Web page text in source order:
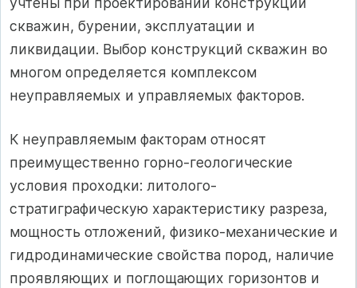
скважин, бурении, эксплуатации и
ликвидации. Выбор конструкций скважин во
многом определяется комплексом
неуправляемых и управляемых факторов.
К неуправляемым факторам относят
преимущественно горно-геологичес­кие
условия проходки: литолого-
стратиграфическую характеристику разреза,
мощность отложений, физико-механические и
гидродинамические свойства пород, наличие
проявляющих и поглощающих горизонтов и